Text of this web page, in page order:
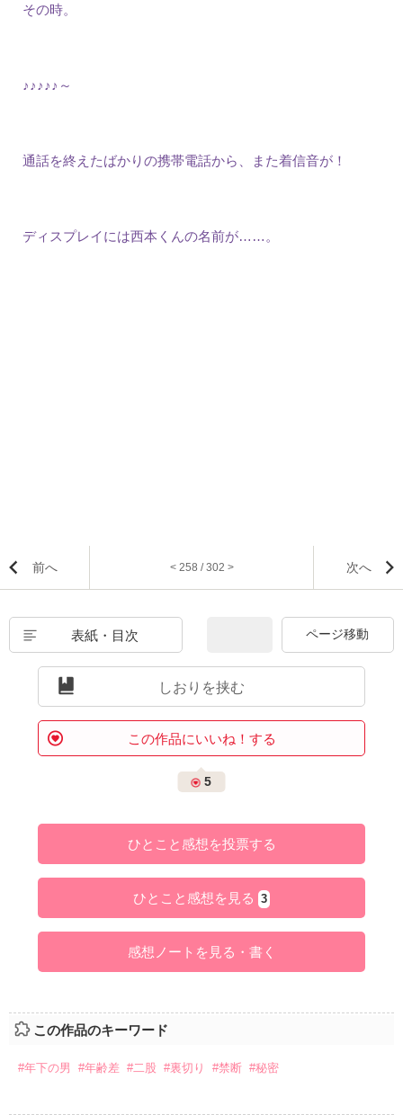
その時。
♪♪♪♪♪～
通話を終えたばかりの携帯電話から、また着信音が！
ディスプレイには西本くんの名前が……。
前へ < 258 / 302 > 次へ
表紙・目次
しおりを挟む
この作品にいいね！する
5
ひとこと感想を投票する
ひとこと感想を見る 3
感想ノートを見る・書く
この作品のキーワード
#年下の男 #年齢差 #二股 #裏切り #禁断 #秘密